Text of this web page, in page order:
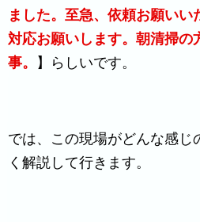
ました。至急、依頼お願い
対応お願いします。朝清掃の
事。
】らしいです。
では、この現場がどんな感じ
く解説して行きます。